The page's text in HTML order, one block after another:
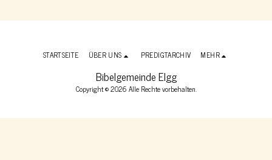
Bibelgemeinde Elgg
Copyright © 2026 Alle Rechte vorbehalten.
STARTSEITE ÜBER UNS PREDIGTARCHIV MEHR